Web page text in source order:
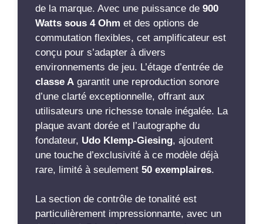
de la marque. Avec une puissance de 900
Watts sous 4 Ohm et des options de
commutation flexibles, cet amplificateur est
conçu pour s’adapter à divers
environnements de jeu. L’étage d’entrée de
classe A garantit une reproduction sonore
d’une clarté exceptionnelle, offrant aux
utilisateurs une richesse tonale inégalée. La
plaque avant dorée et l’autographe du
fondateur, Udo Klemp-Giesing, ajoutent
une touche d’exclusivité à ce modèle déjà
rare, limité à seulement 50 exemplaires.
La section de contrôle de tonalité est
particulièrement impressionnante, avec un